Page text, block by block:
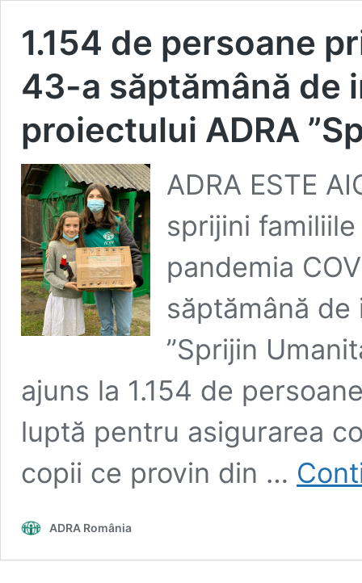
1.154 de persoane
43-a săptămână de
proiectului ADRA
ADRA ESTE
sprijini
pandemia
săptămână
”Sprijin
ajuns la 1.154 de
luptă pentru asigurarea
copii ce provin din …
ADRA România